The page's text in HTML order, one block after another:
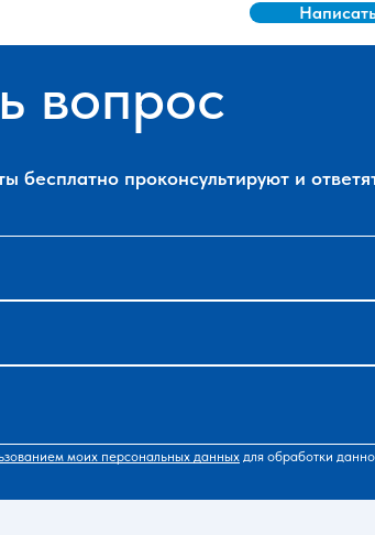
вопрос
бесплатно проконсультируют и
моих персональных данных для обработки